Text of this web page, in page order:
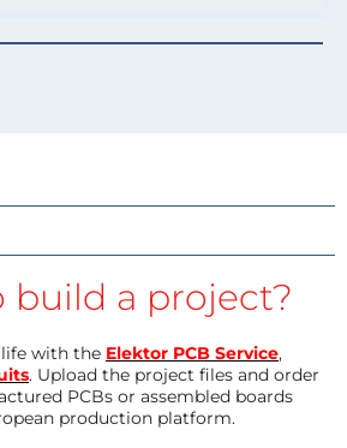
build a project?
with the Elektor PCB Service,
. Upload the project files and order
PCBs or assembled boards
production platform.